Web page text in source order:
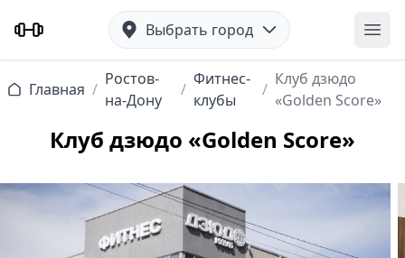
Выбрать город
Главная /
Ростов-
на-Дону
/
Фитнес-
клубы
/
Клуб дзюдо
«Golden Score»
Клуб дзюдо «Golden Score»